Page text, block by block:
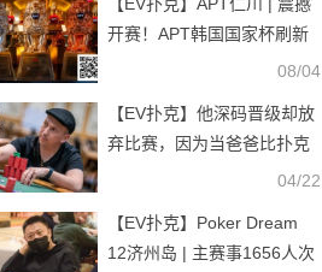
【EV扑克】APT仁川 | 震撼
开赛！APT韩国国家杯刷新
08/04
【EV扑克】他深码晋级却放
弃比赛，因为当爸爸比扑克
04/22
【EV扑克】Poker Dream
12济州岛 | 主赛事1656人次